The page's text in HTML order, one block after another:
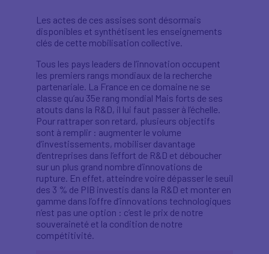
Les actes de ces assises sont désormais
disponibles et synthétisent les enseignements
clés de cette mobilisation collective.
Tous les pays leaders de l’innovation occupent
les premiers rangs mondiaux de la recherche
partenariale. La France en ce domaine ne se
classe qu’au 35e rang mondial Mais forts de ses
atouts dans la R&D, il lui faut passer à l’échelle.
Pour rattraper son retard, plusieurs objectifs
sont à remplir : augmenter le volume
d’investissements, mobiliser davantage
d’entreprises dans l’effort de R&D et déboucher
sur un plus grand nombre d’innovations de
rupture. En effet, atteindre voire dépasser le seuil
des 3 % de PIB investis dans la R&D et monter en
gamme dans l’offre d’innovations technologiques
n’est pas une option : c’est le prix de notre
souveraineté et la condition de notre
compétitivité.